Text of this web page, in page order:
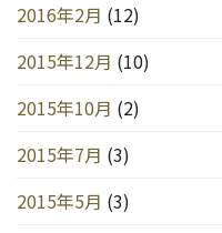
2016年2月 (12)
2015年12月 (10)
2015年10月 (2)
2015年7月 (3)
2015年5月 (3)